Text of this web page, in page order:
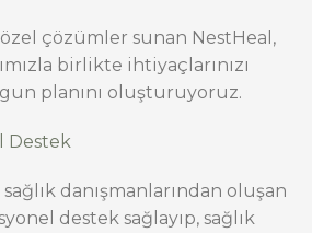
özel çözümler sunan NestHeal,
birlikte ihtiyaçlarınızı
planını oluşturuyoruz.
Destek
danışmanlarından oluşan
destek sağlayıp, sağlık